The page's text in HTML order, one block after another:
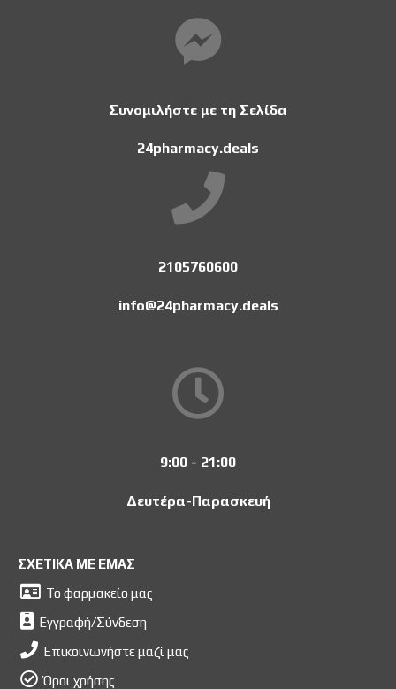
Συνομιλήστε με τη Σελίδα
24pharmacy.deals
2105760600
info@24pharmacy.deals
9:00 - 21:00
Δευτέρα-Παρασκευή
ΣΧΕΤΙΚΑ ΜΕ ΕΜΑΣ
Το φαρμακείο μας
Εγγραφή/Σύνδεση
Επικοινωνήστε μαζί μας
Όροι χρήσης